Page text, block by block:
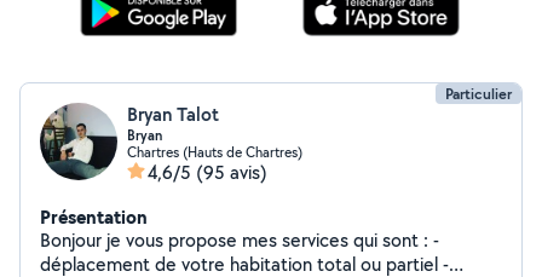
Particulier
Bryan Talot
Bryan
Chartres (Hauts de Chartres)
4,6/5 (95 avis)
Présentation
Bonjour je vous propose mes services qui sont : -
déplacement de votre habitation total ou partiel -